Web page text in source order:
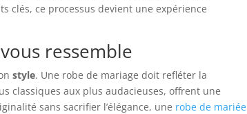
clés, ce processus devient une expérience
ressemble
style. Une robe de mariage doit refléter la
classiques aux plus audacieuses, offrent une
sans sacrifier l’élégance, une robe de mariée